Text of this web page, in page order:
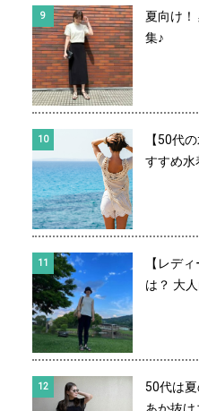
夏向け
集♪
【50代
すすめ水
【レデ
は？ 大
50代は
あか抜け